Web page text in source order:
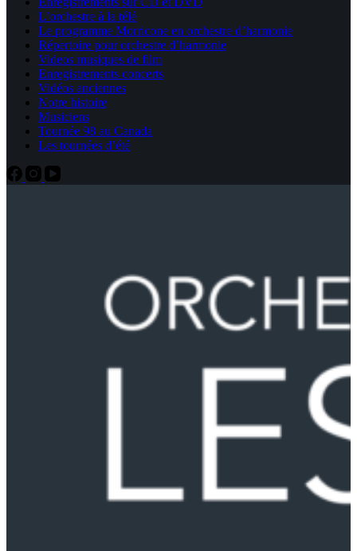
L’orchestre à la télé
Le programme Morricone en orchestre d’harmonie
Répertoire pour orchestre d’harmonie
Videos musiques de film
Enregistrements concerts
Vidéos anciennes
Notre histoire
Musiciens
Tournée 98 au Canada
Les tournées d’été